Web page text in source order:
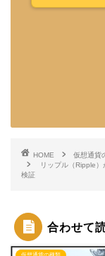
HOME 仮想通貨
リップル（Ripple
検証
合わせて